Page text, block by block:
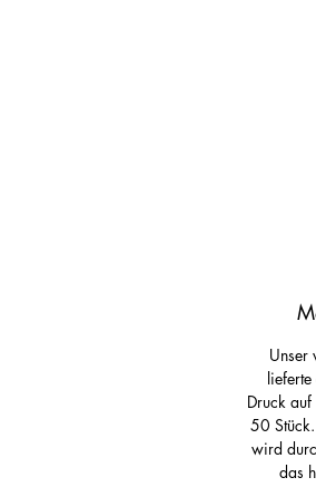
Unser
Druck
50
wird
das